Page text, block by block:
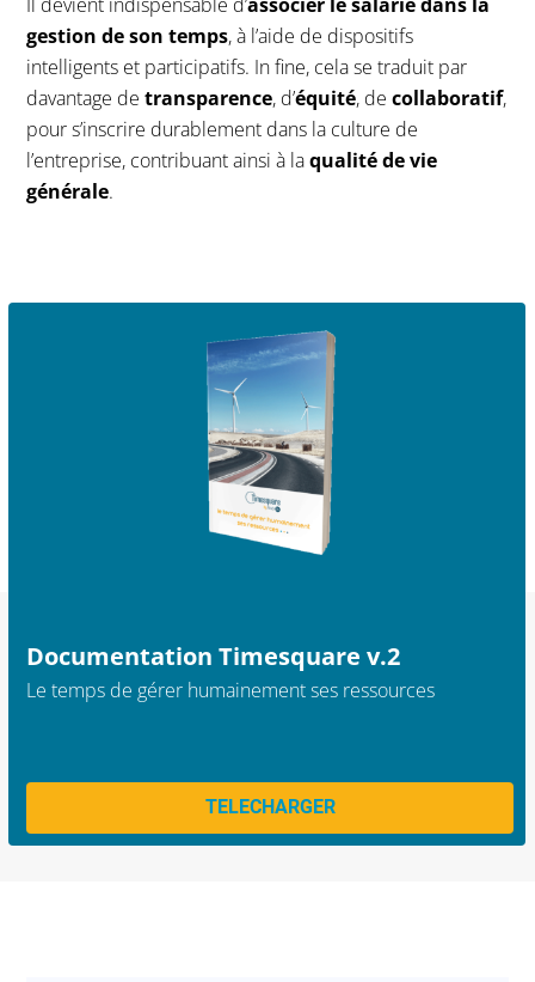
gestion de son temps, à l’aide de dispositifs
intelligents et participatifs. In fine, cela se traduit par
davantage detransparence, d’équité, decollaboratif,
pour s’inscrire durablement dans la culture de
l’entreprise, contribuant ainsi à laqualité de vie
générale.
Documentation Timesquare v.2
Le temps de gérer humainement ses ressources
TELECHARGER